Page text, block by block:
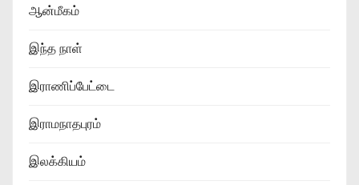
ஆன்மீகம்
இந்த நாள்
இராணிப்பேட்டை
இராமநாதபுரம்
இலக்கியம்